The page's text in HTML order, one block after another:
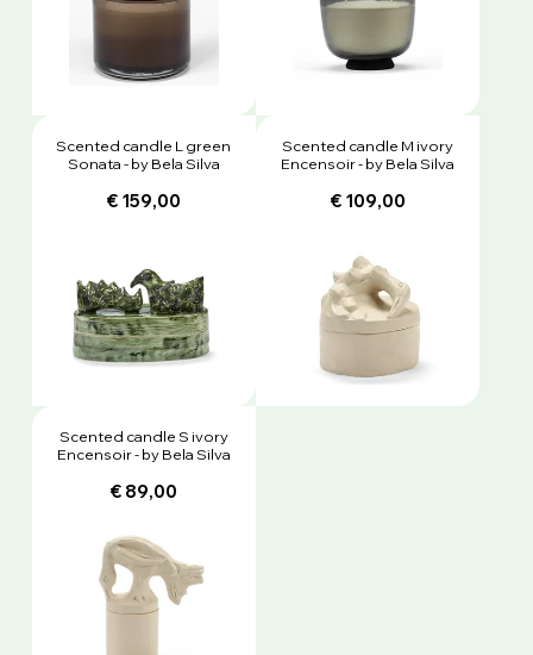
Scented candle L green
Sonata - by Bela Silva
€ 159,00
Scented candle M ivory
Encensoir - by Bela Silva
€ 109,00
Scented candle S ivory
Encensoir - by Bela Silva
€ 89,00